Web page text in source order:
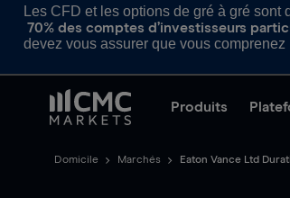
Les CFD et les options de gré à gré sont
70% des comptes d’investisseurs
devez vous assurer que vous
Produits
Domicile Marchés Eaton Vance Ltd